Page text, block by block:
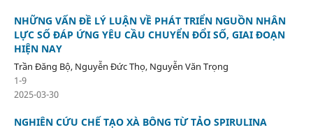
NHỮNG VẤN ĐỀ LÝ LUẬN VỀ PHÁT TRIỂN NGUỒN NHÂN
LỰC SỐ ĐÁP ỨNG YÊU CẦU CHUYỂN ĐỔI SỐ, GIAI ĐOẠN
HIỆN NAY
Trần Đăng Bộ, Nguyễn Đức Thọ, Nguyễn Văn Trọng
1-9
2025-03-30
NGHIÊN CỨU CHẾ TẠO XÀ BÔNG TỪ TẢO SPIRULINA